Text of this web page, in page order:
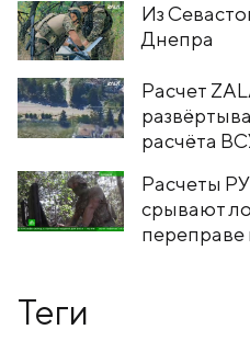
Из
Днепра
Расчет
расчёта
Расчеты
срывают
Теги